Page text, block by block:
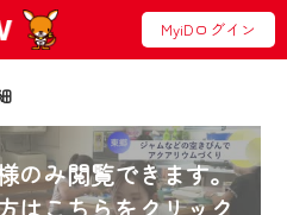
MyiDログイン
のみ閲覧できます。